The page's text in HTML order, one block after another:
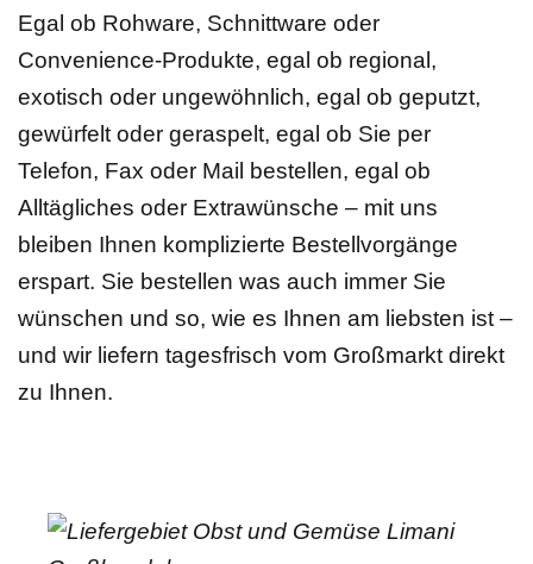
Egal ob Rohware, Schnittware oder
Convenience-Produkte, egal ob regional,
exotisch oder ungewöhnlich, egal ob geputzt,
gewürfelt oder geraspelt, egal ob Sie per
Telefon, Fax oder Mail bestellen, egal ob
Alltägliches oder Extrawünsche – mit uns
bleiben Ihnen komplizierte Bestellvorgänge
erspart. Sie bestellen was auch immer Sie
wünschen und so, wie es Ihnen am liebsten ist –
und wir liefern tagesfrisch vom Großmarkt direkt
zu Ihnen.